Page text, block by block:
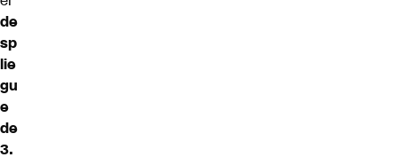
de
sp
lie
gu
e
de
3.